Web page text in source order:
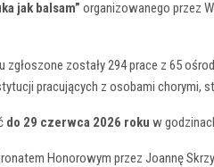
jak balsam” organizowanego przez
zgłoszone zostały 294 prace z 65
pracujących z osobami chorymi,
do 29 czerwca 2026 roku w
Honorowym przez Joannę